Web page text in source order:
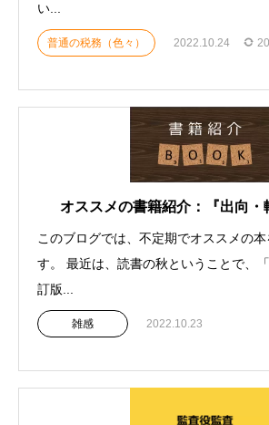
い...
普通の税務（色々） 2022.10.24
オススメの書籍紹介：『出向・
このブログでは、不定期でオススメの
す。 最近は、読書の秋ということで、
訂版...
雑感 2022.10.23